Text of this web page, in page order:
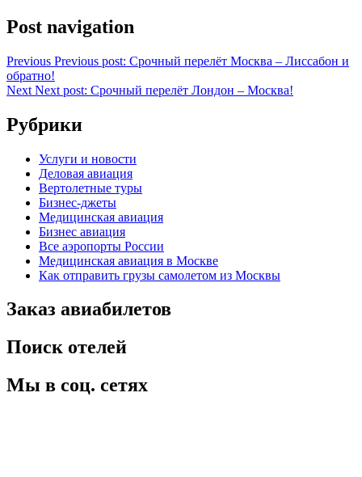
Post navigation
Previous Previous post: Срочный перелёт Москва – Лиссабон и
обратно!
Next Next post: Срочный перелёт Лондон – Москва!
Рубрики
Услуги и новости
Деловая авиация
Вертолетные туры
Бизнес-джеты
Медицинская авиация
Бизнес авиация
Все аэропорты России
Медицинская авиация в Москве
Как отправить грузы самолетом из Москвы
Заказ авиабилетов
Поиск отелей
Мы в соц. сетях